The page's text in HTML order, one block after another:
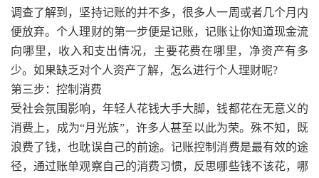
调查了解到，坚持记账的并不多，很多人一周或者几个月内
便放弃。个人理财的第一步便是记账，记账让你知道现金流
向哪里，收入和支出情况，主要花费在哪里，净资产有多
少。如果缺乏对个人资产了解，怎么进行个人理财呢?
第三步：控制消费
受社会氛围影响，年轻人花钱大手大脚，钱都花在无意义的
消费上，成为“月光族”，许多人甚至以此为荣。殊不知，既
浪费了钱，也耽误自己的前途。记账控制消费是最有效的途
径，通过账单观察自己的消费习惯，反思哪些钱不该花，哪